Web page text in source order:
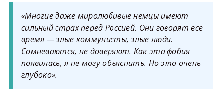
«Многие даже миролюбивые немцы имеют
сильный страх перед Россией. Они говорят всё
время — злые коммунисты, злые люди.
Сомневаются, не доверяют. Как эта фобия
появилась, я не могу объяснить. Но это очень
глубоко».